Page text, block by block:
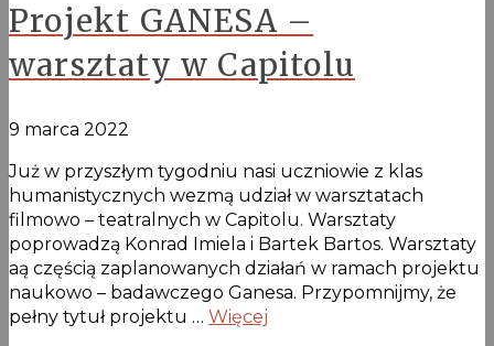
Projekt GANESA –
warsztaty w Capitolu
9 marca 2022
Już w przyszłym tygodniu nasi uczniowie z klas
humanistycznych wezmą udział w warsztatach
filmowo – teatralnych w Capitolu. Warsztaty
poprowadzą Konrad Imiela i Bartek Bartos. Warsztaty
aą częścią zaplanowanych działań w ramach projektu
naukowo – badawczego Ganesa. Przypomnijmy, że
pełny tytuł projektu … Więcej